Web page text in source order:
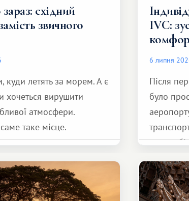
східний
звичного
куди летять за морем. А є
хочеться вирушити
​​атмосфери.
таке місце.
IVC:
6 липня
Після
було